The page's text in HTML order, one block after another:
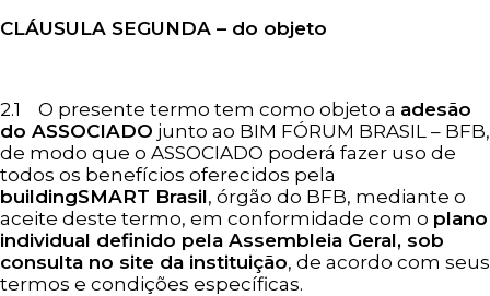
CLÁUSULA SEGUNDA – do objeto
2.1 O presente termo tem como objeto a adesão
do ASSOCIADO junto ao BIM FÓRUM BRASIL – BFB,
de modo que o ASSOCIADO poderá fazer uso de
todos os benefícios oferecidos pela
buildingSMART Brasil, órgão do BFB, mediante o
aceite deste termo, em conformidade com o plano
individual definido pela Assembleia Geral, sob
consulta no site da instituição, de acordo com seus
termos e condições específicas.